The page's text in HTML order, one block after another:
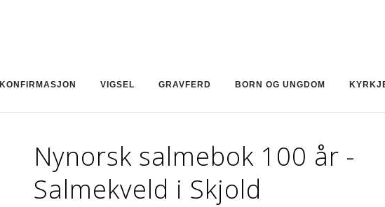
KONFIRMASJON VIGSEL GRAVFERD BORN OG UNGDOM
Nynorsk salmebok 100 år -
Salmekveld i Skjold